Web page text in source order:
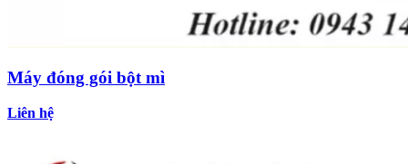
Máy đóng gói bột mì
Liên hệ